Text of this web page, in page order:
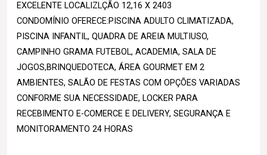
EXCELENTE LOCALIZLÇÃO 12,16 X 2403
CONDOMÍNIO OFERECE:PISCINA ADULTO CLIMATIZADA,
PISCINA INFANTIL, QUADRA DE AREIA MULTIUSO,
CAMPINHO GRAMA FUTEBOL, ACADEMIA, SALA DE
JOGOS,BRINQUEDOTECA, ÁREA GOURMET EM 2
AMBIENTES, SALÃO DE FESTAS COM OPÇÕES VARIADAS
CONFORME SUA NECESSIDADE, LOCKER PARA
RECEBIMENTO E-COMERCE E DELIVERY, SEGURANÇA E
MONITORAMENTO 24 HORAS